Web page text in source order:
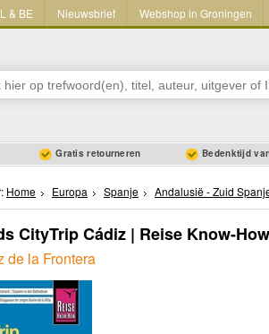
& BE Nieuwsbrief Webshop in Groningen
Gratis retourneren Bedenktijd
Home Europa Spanje Andalusië - Zuid
CityTrip Cádiz | Reise Know-
de la Frontera